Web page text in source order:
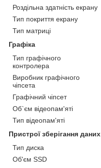
Роздільна здатність екрану
Тип покриття екрану
Тип матриці
Графіка
Тип графічного
контролера
Виробник графічного
чіпсета
Графічний чіпсет
Об`єм відеопам'яті
Тип відеопам'яті
Пристрої зберігання даних
Тип диска
Об'єм SSD